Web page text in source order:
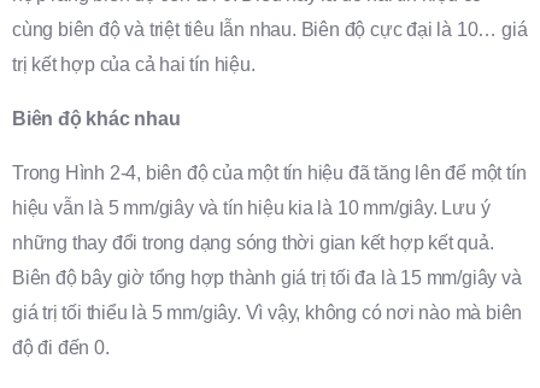
cùng biên độ và triệt tiêu lẫn nhau. Biên độ cực đại là 10… giá
trị kết hợp của cả hai tín hiệu.
Biên độ khác nhau
Trong Hình 2-4, biên độ của một tín hiệu đã tăng lên để một tín
hiệu vẫn là 5 mm/giây và tín hiệu kia là 10 mm/giây. Lưu ý
những thay đổi trong dạng sóng thời gian kết hợp kết quả.
Biên độ bây giờ tổng hợp thành giá trị tối đa là 15 mm/giây và
giá trị tối thiểu là 5 mm/giây. Vì vậy, không có nơi nào mà biên
độ đi đến 0.